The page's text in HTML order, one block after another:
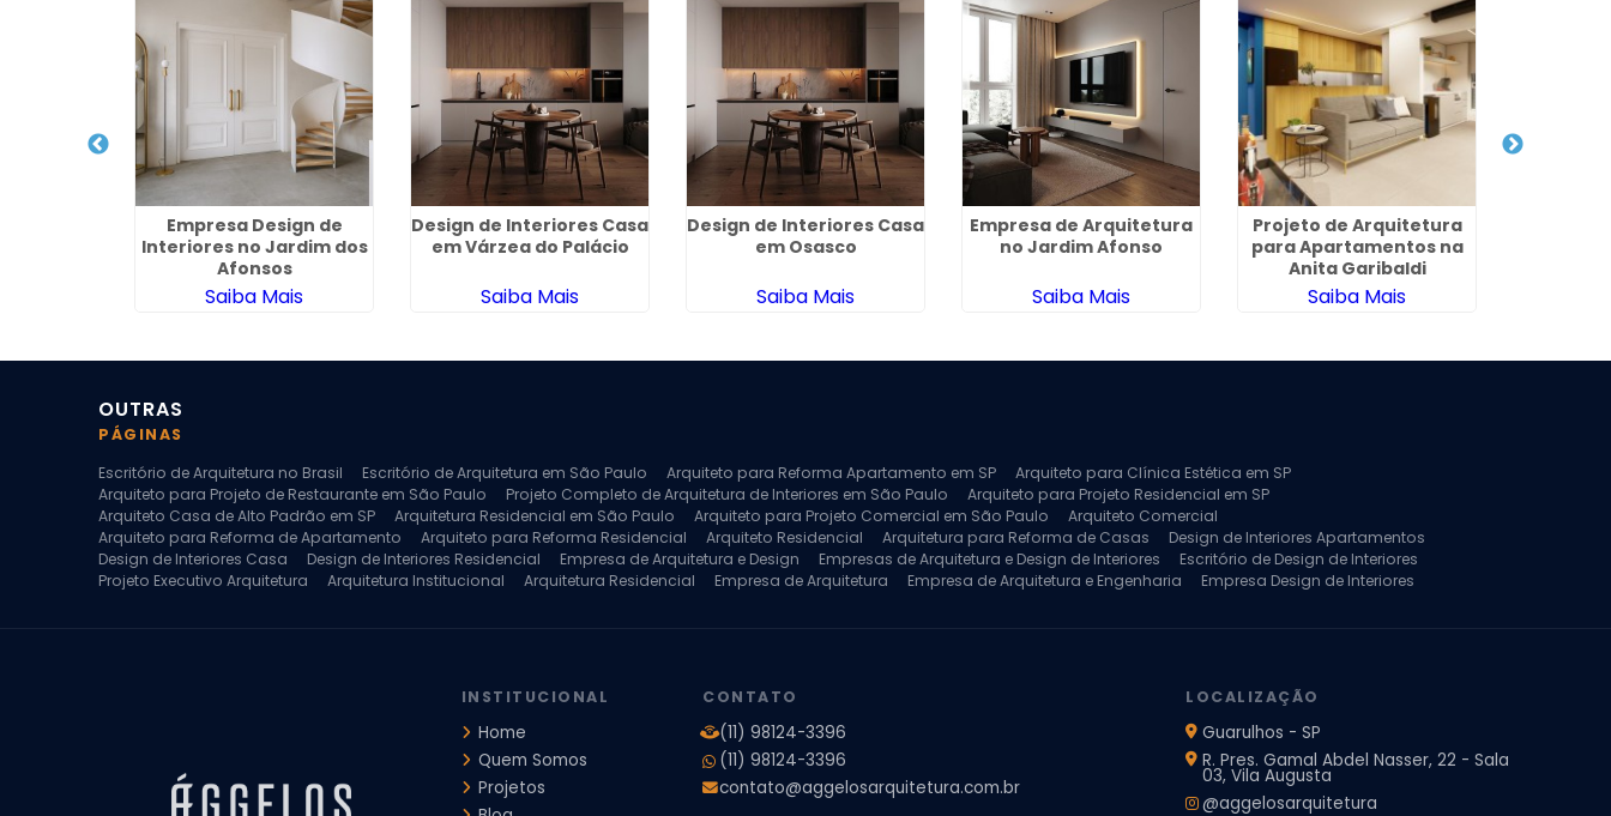
Empresa Design de
Interiores no Jardim dos
Afonsos
Saiba Mais
Design de Interiores Casa
em Várzea do Palácio
Saiba Mais
Design de Interiores Casa
em Osasco
Saiba Mais
Empresa de Arquitetura
no Jardim Afonso
Saiba Mais
Projeto de Arquitetura
para Apartamentos na
Anita Garibaldi
Saiba Mais
OUTRAS
PÁGINAS
Escritório de Arquitetura no Brasil
Escritório de Arquitetura em São Paulo Arquiteto para Reforma Apartamento em SP
Arquiteto para Clínica Estética em SP
Arquiteto para Projeto de Restaurante em São Paulo
Projeto Completo de Arquitetura de Interiores em São Paulo
Arquiteto para Projeto Residencial em SP
Arquiteto Casa de Alto Padrão em SP
Arquitetura Residencial em São Paulo Arquiteto para Projeto Comercial em São Paulo
Arquiteto Comercial
Arquiteto para Reforma de Apartamento
Arquiteto para Reforma Residencial Arquiteto Residencial Arquitetura para Reforma de Casas
Design de Interiores Apartamentos
Design de Interiores Casa
Design de Interiores Residencial Empresa de Arquitetura e Design Empresas de Arquitetura e Design de Interiores
Escritório de Design de Interiores
Projeto Executivo Arquitetura
Arquitetura Institucional Arquitetura Residencial Empresa de Arquitetura Empresa de Arquitetura e Engenharia
Empresa Design de Interiores
INSTITUCIONAL
Home
Quem Somos
Projetos
CONTATO
(11) 98124-3396
(11) 98124-3396
contato@aggelosarquitetura.com.br
LOCALIZAÇÃO
Guarulhos - SP
R. Pres. Gamal Abdel Nasser, 22 - Sala
03, Vila Augusta
@aggelosarquitetura